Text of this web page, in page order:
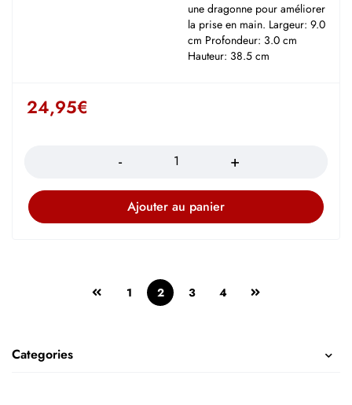
Categories
une dragonne pour améliorer
la prise en main. Largeur: 9.0
cm Profondeur: 3.0 cm
Hauteur: 38.5 cm
24,95€
Ajouter au panier
1 2 3 4